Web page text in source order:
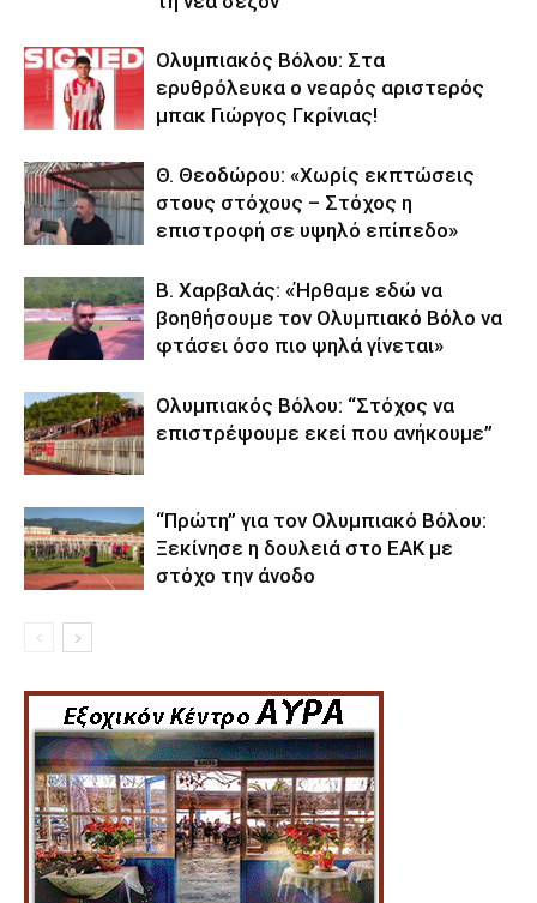
Ολυμπιακός Βόλου: Στα
ερυθρόλευκα ο νεαρός αριστερός
μπακ Γιώργος Γκρίνιας!
Θ. Θεοδώρου: «Χωρίς εκπτώσεις
στους στόχους – Στόχος η
επιστροφή σε υψηλό επίπεδο»
Β. Χαρβαλάς: «Ήρθαμε εδώ να
βοηθήσουμε τον Ολυμπιακό Βόλο να
φτάσει όσο πιο ψηλά γίνεται»
Ολυμπιακός Βόλου: “Στόχος να
επιστρέψουμε εκεί που ανήκουμε”
“Πρώτη” για τον Ολυμπιακό Βόλου:
Ξεκίνησε η δουλειά στο ΕΑΚ με
στόχο την άνοδο